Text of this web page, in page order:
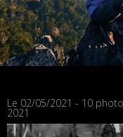
Le 02/05/2021 - 10
2021